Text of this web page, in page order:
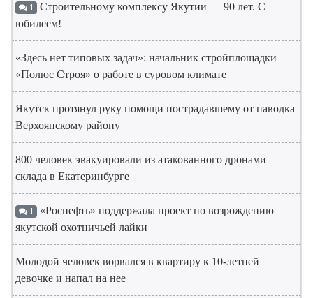
1 Строительному комплексу Якутии — 90 лет. С
юбилеем!
«Здесь нет типовых задач»: начальник стройплощадки
«Полюс Строя» о работе в суровом климате
Якутск протянул руку помощи пострадавшему от паводка
Верхоянскому району
800 человек эвакуировали из атакованного дронами
склада в Екатеринбурге
1 «Роснефть» поддержала проект по возрождению
якутской охотничьей лайки
Молодой человек ворвался в квартиру к 10-летней
девочке и напал на нее